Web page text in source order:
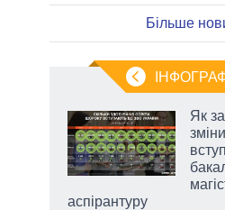
Більше
Як
аспірантуру